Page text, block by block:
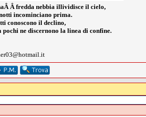
Â fredda nebbia illividisce il cielo,
incominciano prima.
conoscono il declino,
pochi ne discernono la linea di confine.